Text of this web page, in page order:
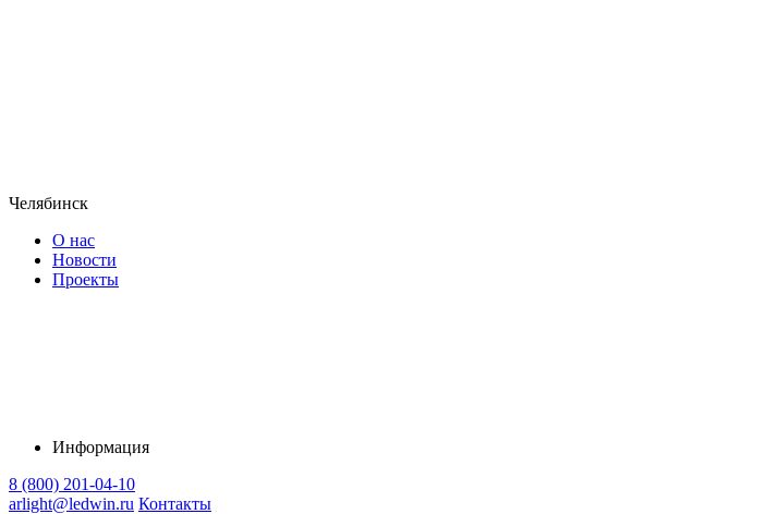
Челябинск
О нас
Новости
Проекты
Информация
8 (800) 201-04-10
arlight@ledwin.ru Контакты